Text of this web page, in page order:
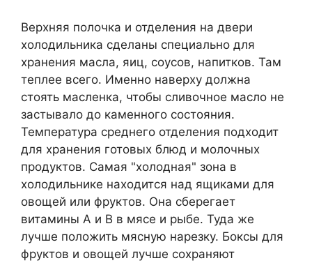
Верхняя полочка и отделения на двери
холодильника сделаны специально для
хранения масла, яиц, соусов, напитков. Там
теплее всего. Именно наверху должна
стоять масленка, чтобы сливочное масло не
застывало до каменного состояния.
Температура среднего отделения подходит
для хранения готовых блюд и молочных
продуктов. Самая "холодная" зона в
холодильнике находится над ящиками для
овощей или фруктов. Она сберегает
витамины А и B в мясе и рыбе. Туда же
лучше положить мясную нарезку. Боксы для
фруктов и овощей лучше сохраняют